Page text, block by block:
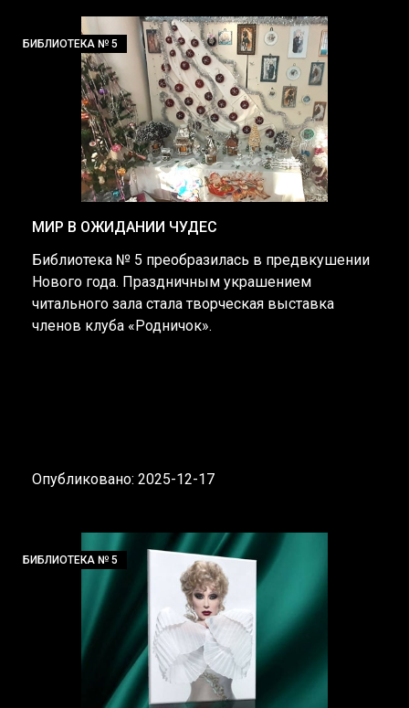
БИБЛИОТЕКА № 5
МИР В ОЖИДАНИИ ЧУДЕС
Библиотека № 5 преобразилась в предвкушении
Нового года. Праздничным украшением
читального зала стала творческая выставка
членов клуба «Родничок».
Опубликовано: 2025-12-17
БИБЛИОТЕКА № 5